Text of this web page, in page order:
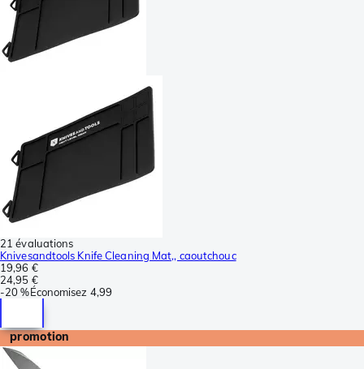
21 évaluations
Knivesandtools Knife Cleaning Mat,, caoutchouc
19,96 €
24,95 €
-20 %Économisez 4,99
promotion